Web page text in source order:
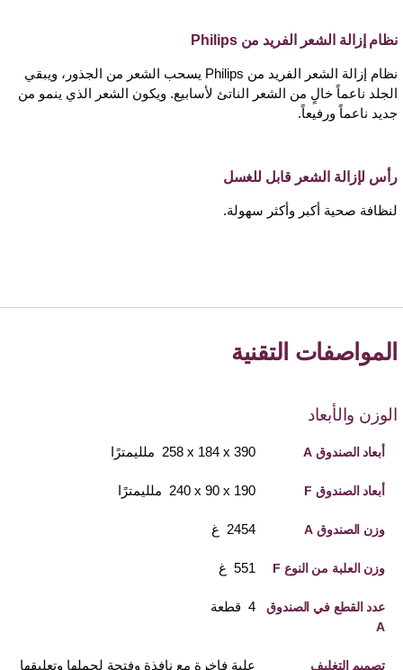
نظام إزالة الشعر الفريد من Philips
نظام إزالة الشعر الفريد من Philips يسحب الشعر من الجذور، ويبقي
الجلد ناعماً خالٍ من الشعر الناتئ لأسابيع. ويكون الشعر الذي ينمو من
جديد ناعماً ورفيعاً.
رأس لإزالة الشعر قابل للغسل
لنظافة صحية أكبر وأكثر سهولة.
المواصفات التقنية
الوزن والأبعاد
أبعاد الصندوق A 390 x‏ 184 x‏ 258‏ ملليمترًا
أبعاد الصندوق F 190 x‏ 90 x‏ 240 ملليمترًا
وزن الصندوق A 2454 غ
وزن العلبة من النوع F 551 غ
عدد القطع في الصندوق
A
4 قطعة
تصميم التغليف علبة فاخرة مع نافذة وفتحة لحملها وتعليقها